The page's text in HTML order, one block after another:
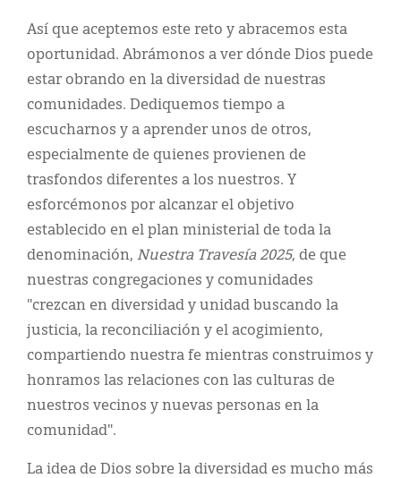
Así que aceptemos este reto y abracemos esta
oportunidad. Abrámonos a ver dónde Dios puede
estar obrando en la diversidad de nuestras
comunidades. Dediquemos tiempo a
escucharnos y a aprender unos de otros,
especialmente de quienes provienen de
trasfondos diferentes a los nuestros. Y
esforcémonos por alcanzar el objetivo
establecido en el plan ministerial de toda la
denominación, Nuestra Travesía 2025, de que
nuestras congregaciones y comunidades
"crezcan en diversidad y unidad buscando la
justicia, la reconciliación y el acogimiento,
compartiendo nuestra fe mientras construimos y
honramos las relaciones con las culturas de
nuestros vecinos y nuevas personas en la
comunidad".
La idea de Dios sobre la diversidad es mucho más